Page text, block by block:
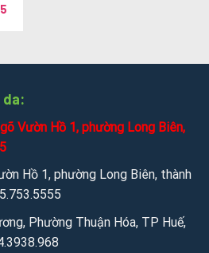
da:
Vườn Hồ 1, phường Long Biên,
Hồ 1, phường Long Biên, thành
Phường Thuận Hóa, TP Huế,